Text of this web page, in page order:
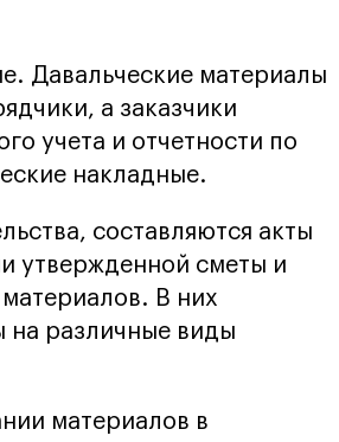
Давальческие материалы
а заказчики
учета и отчетности по
накладные.
составляются акты
утвержденной сметы и
В них
на различные виды
материалов в